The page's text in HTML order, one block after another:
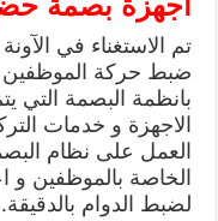
تم الاستغناء في
ضبط حركة الموظفين
بانظمة البصمة التي
الاجهزة و خدمات
العمل على نظام
الخاصة بالموظفين و
لضبط الدوام بالدقيقة.